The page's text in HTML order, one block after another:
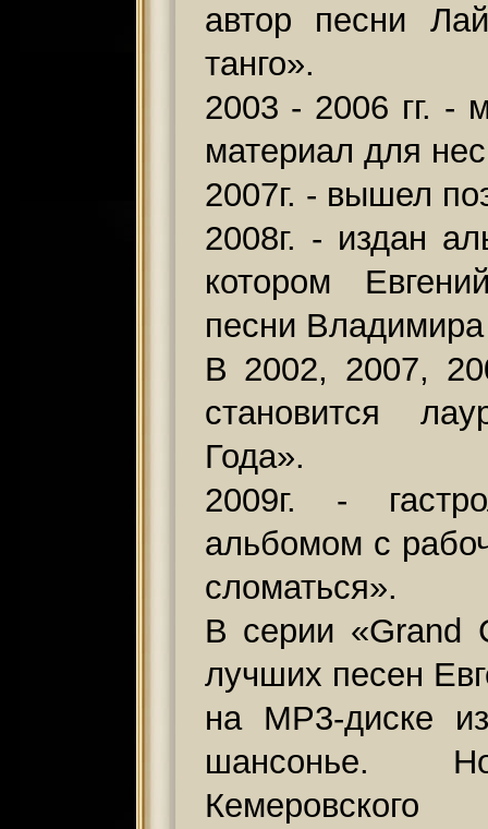
автор песни
танго».
2003 - 2006 гг. -
материал для
2007г. - вышел
2008г. - издан
котором
песни
В 2002, 2007,
становится
Года».
2009г. -
альбомом с
сломаться».
В серии «Grand
лучших песен
на МР3-диске
шансонье.